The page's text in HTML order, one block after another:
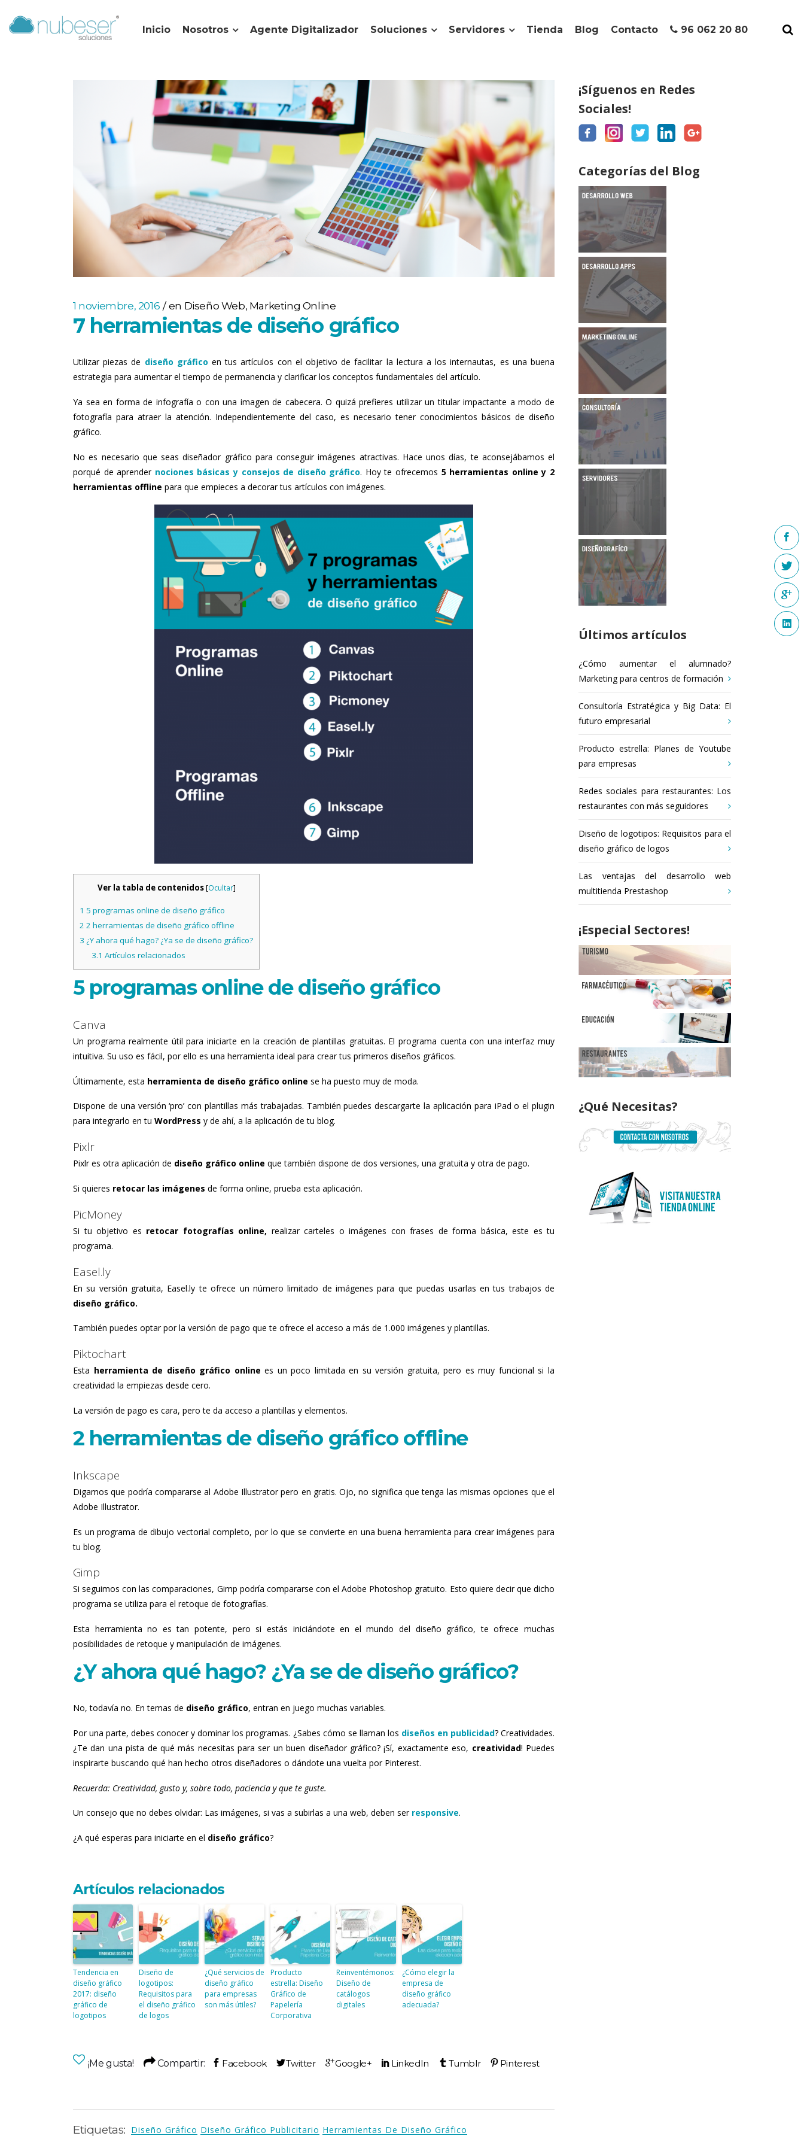
Inicio Nosotros Agente Digitalizador Soluciones Servidores Tienda Blog Contacto 96 062 20 80
1 noviembre, 2016 en Diseño Web, Marketing Online
7 herramientas de diseño gráfico
Utilizar piezas de diseño gráfico en tus artículos con el objetivo de facilitar la lectura a los internautas, es una buena
estrategia para aumentar el tiempo de permanencia y clarificar los conceptos fundamentales del artículo.
Ya sea en forma de infografía o con una imagen de cabecera. O quizá prefieres utilizar un titular impactante a modo de
fotografía para atraer la atención. Independientemente del caso, es necesario tener conocimientos básicos de diseño
gráfico.
No es necesario que seas diseñador gráfico para conseguir imágenes atractivas. Hace unos días, te aconsejábamos el
porqué de aprender nociones básicas y consejos de diseño gráfico. Hoy te ofrecemos 5 herramientas online y 2
herramientas offline para que empieces a decorar tus artículos con imágenes.
Ver la tabla de contenidos [Ocultar]
1 5 programas online de diseño gráfico
2 2 herramientas de diseño gráfico offline
3 ¿Y ahora qué hago? ¿Ya se de diseño gráfico?
3.1 Artículos relacionados
5 programas online de diseño gráfico
Canva
Un programa realmente útil para iniciarte en la creación de plantillas gratuitas. El programa cuenta con una interfaz muy
intuitiva. Su uso es fácil, por ello es una herramienta ideal para crear tus primeros diseños gráficos.
Últimamente, esta herramienta de diseño gráfico online se ha puesto muy de moda.
Dispone de una versión ‘pro’ con plantillas más trabajadas. También puedes descargarte la aplicación para iPad o el plugin
para integrarlo en tu WordPress y de ahí, a la aplicación de tu blog.
Pixlr
Pixlr es otra aplicación de diseño gráfico online que también dispone de dos versiones, una gratuita y otra de pago.
Si quieres retocar las imágenes de forma online, prueba esta aplicación.
PicMoney
Si tu objetivo es retocar fotografías online, realizar carteles o imágenes con frases de forma básica, este es tu
programa.
Easel.ly
En su versión gratuita, Easel.ly te ofrece un número limitado de imágenes para que puedas usarlas en tus trabajos de
diseño gráfico.
También puedes optar por la versión de pago que te ofrece el acceso a más de 1.000 imágenes y plantillas.
Piktochart
Esta herramienta de diseño gráfico online es un poco limitada en su versión gratuita, pero es muy funcional si la
creatividad la empiezas desde cero.
La versión de pago es cara, pero te da acceso a plantillas y elementos.
2 herramientas de diseño gráfico offline
Inkscape
Digamos que podría compararse al Adobe Illustrator pero en gratis. Ojo, no significa que tenga las mismas opciones que el
Adobe Illustrator.
Es un programa de dibujo vectorial completo, por lo que se convierte en una buena herramienta para crear imágenes para
tu blog.
Gimp
Si seguimos con las comparaciones, Gimp podría compararse con el Adobe Photoshop gratuito. Esto quiere decir que dicho
programa se utiliza para el retoque de fotografías.
Esta herramienta no es tan potente, pero si estás iniciándote en el mundo del diseño gráfico, te ofrece muchas
posibilidades de retoque y manipulación de imágenes.
¿Y ahora qué hago? ¿Ya se de diseño gráfico?
No, todavía no. En temas de diseño gráfico, entran en juego muchas variables.
Por una parte, debes conocer y dominar los programas. ¿Sabes cómo se llaman los diseños en publicidad? Creatividades.
¿Te dan una pista de qué más necesitas para ser un buen diseñador gráfico? ¡Sí, exactamente eso, creatividad! Puedes
inspirarte buscando qué han hecho otros diseñadores o dándote una vuelta por Pinterest.
Recuerda: Creatividad, gusto y, sobre todo, paciencia y que te guste.
Un consejo que no debes olvidar: Las imágenes, si vas a subirlas a una web, deben ser responsive.
¿A qué esperas para iniciarte en el diseño gráfico?
Artículos relacionados
Tendencia en
diseño gráfico
2017: diseño
gráfico de
logotipos
Diseño de
logotipos:
Requisitos para
el diseño gráfico
de logos
¿Qué servicios de
diseño gráfico
para empresas
son más útiles?
Producto
estrella: Diseño
Gráfico de
Papelería
Corporativa
Reinventémonos:
Diseño de
catálogos
digitales
¿Cómo elegir la
empresa de
diseño gráfico
adecuada?
¡Me gusta! Compartir:
Etiquetas: Diseño Gráfico Diseño Gráfico Publicitario Herramientas De Diseño Gráfico
¡Síguenos en Redes
Sociales!
Categorías del Blog
Últimos artículos
¿Cómo aumentar el alumnado?
Marketing para centros de formación
Consultoría Estratégica y Big Data: El
futuro empresarial
Producto estrella: Planes de Youtube
para empresas
Redes sociales para restaurantes: Los
restaurantes con más seguidores
Diseño de logotipos: Requisitos para el
diseño gráfico de logos
Las ventajas del desarrollo web
multitienda Prestashop
¡Especial Sectores!
¿Qué Necesitas?